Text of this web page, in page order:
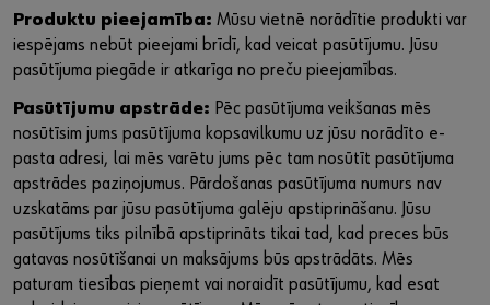
Produktu pieejamība: Mūsu vietnē norādītie produkti var
iespējams nebūt pieejami brīdī, kad veicat pasūtījumu. Jūsu
pasūtījuma piegāde ir atkarīga no preču pieejamības.
Pasūtījumu apstrāde: Pēc pasūtījuma veikšanas mēs
nosūtīsim jums pasūtījuma kopsavilkumu uz jūsu norādīto e-
pasta adresi, lai mēs varētu jums pēc tam nosūtīt pasūtījuma
apstrādes paziņojumus. Pārdošanas pasūtījuma numurs nav
uzskatāms par jūsu pasūtījuma galēju apstiprināšanu. Jūsu
pasūtījums tiks pilnībā apstiprināts tikai tad, kad preces būs
gatavas nosūtīšanai un maksājums būs apstrādāts. Mēs
paturam tiesības pieņemt vai noraidīt pasūtījumu, kad esat